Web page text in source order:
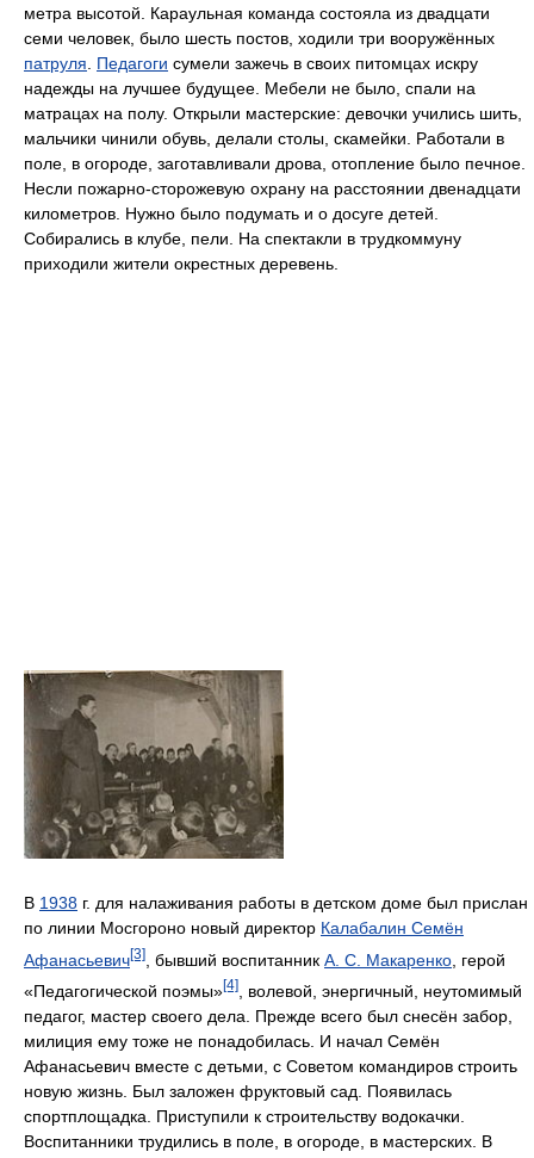
метра высотой. Караульная команда состояла из двадцати
семи человек, было шесть постов, ходили три вооружённых
патруля. Педагоги сумели зажечь в своих питомцах искру
надежды на лучшее будущее. Мебели не было, спали на
матрацах на полу. Открыли мастерские: девочки учились шить,
мальчики чинили обувь, делали столы, скамейки. Работали в
поле, в огороде, заготавливали дрова, отопление было печное.
Несли пожарно-сторожевую охрану на расстоянии двенадцати
километров. Нужно было подумать и о досуге детей.
Собирались в клубе, пели. На спектакли в трудкоммуну
приходили жители окрестных деревень.
В 1938 г. для налаживания работы в детском доме был прислан
по линии Мосгороно новый директор Калабалин Семён
Афанасьевич[3] , бывший воспитанник А. С. Макаренко , герой
«Педагогической поэмы»[4]
, волевой, энергичный, неутомимый
педагог, мастер своего дела. Прежде всего был снесён забор,
милиция ему тоже не понадобилась. И начал Семён
Афанасьевич вместе с детьми, с Советом командиров строить
новую жизнь. Был заложен фруктовый сад. Появилась
спортплощадка. Приступили к строительству водокачки.
Воспитанники трудились в поле, в огороде, в мастерских. В